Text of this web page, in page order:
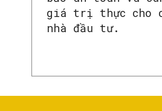
giá trị thực cho
nhà đầu tư.